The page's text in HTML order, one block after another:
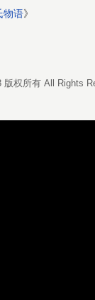
物语》
版权所有 All Rights